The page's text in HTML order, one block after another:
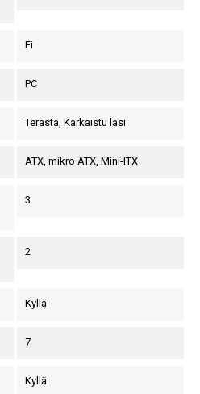
Ei
PC
Terästä, Karkaistu lasi
ATX, mikro ATX, Mini-ITX
3
2
Kyllä
7
Kyllä